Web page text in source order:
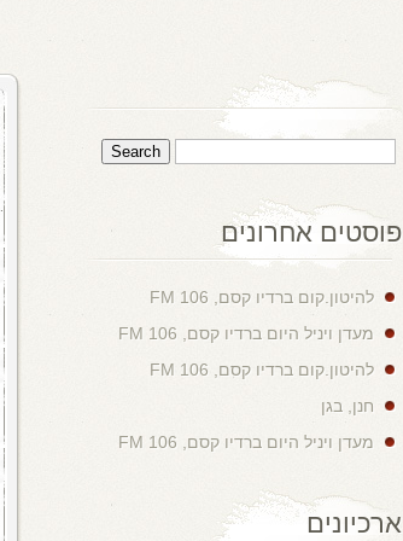
פוסטים אחרונים
להיטון.קום ברדיו קסם, 106 FM
מעדן ויניל היום ברדיו קסם, 106 FM
להיטון.קום ברדיו קסם, 106 FM
חנן, בגן
מעדן ויניל היום ברדיו קסם, 106 FM
ארכיונים